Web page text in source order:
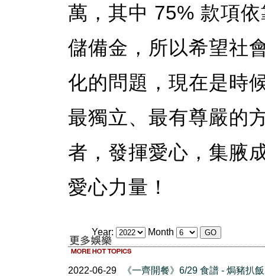
萬，其中 75% 款項
儲備金，所以希望社
化的問題，現在是時
最獨立、最有尊嚴的
者，發揮愛心，集腋
愛心力量！
Year: Month
2022-06-29
《一齊開餐》6/29 食譜 - 焗豬扒飯